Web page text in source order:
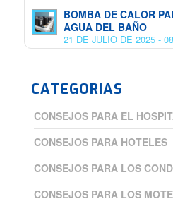
BOMBA DE CALOR
AGUA DEL BAÑO
21 DE JULIO DE 2025 -
CATEGORIAS
CONSEJOS PARA EL
CONSEJOS PARA HOTELES
CONSEJOS PARA LOS
CONSEJOS PARA LOS